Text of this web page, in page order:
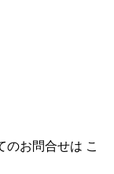
のお問合せは こ